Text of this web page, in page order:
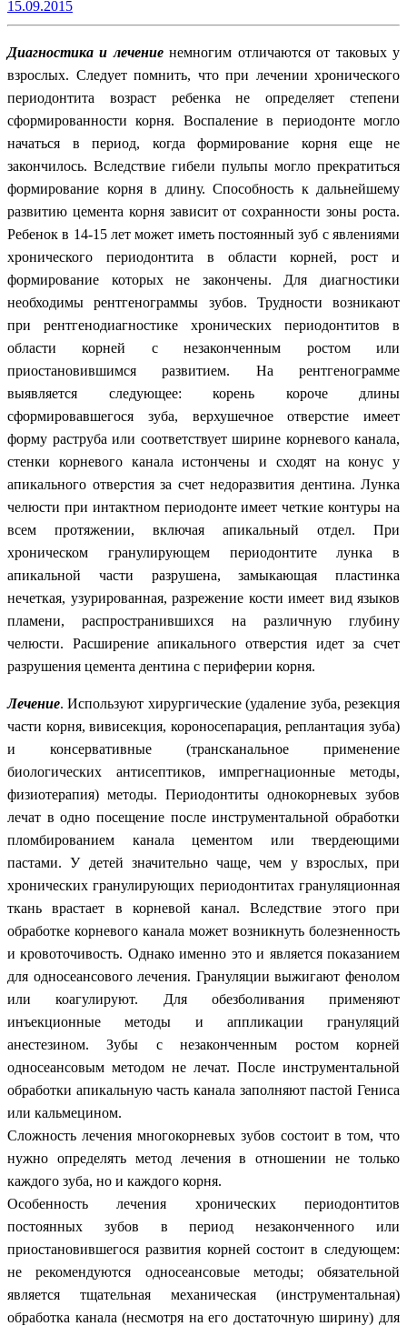
15.09.2015
Диагностика и лечениенемногим отличаются от таковых у
взрослых. Следует помнить, что при лечении хронического
периодонтита возраст ребенка не определяет степени
сформированности корня. Воспаление в периодонте могло
начаться в период, когда формирование корня еще не
закончилось. Вследствие гибели пульпы могло прекратиться
формирование корня в длину. Способность к дальнейшему
развитию цемента корня зависит от сохранности зоны роста.
Ребенок в 14-15 лет может иметь постоянный зуб с явлениями
хронического периодонтита в области корней, рост и
формирование которых не закончены. Для диагностики
необходимы рентгенограммы зубов. Трудности возникают
при рентгенодиагностике хронических периодонтитов в
области корней с незаконченным ростом или
приостановившимся развитием. На рентгенограмме
выявляется следующее: корень короче длины
сформировавшегося зуба, верхушечное отверстие имеет
форму раструба или соответствует ширине корневого канала,
стенки корневого канала истончены и сходят на конус у
апикального отверстия за счет недоразвития дентина. Лунка
челюсти при интактном периодонте имеет четкие контуры на
всем протяжении, включая апикальный отдел. При
хроническом гранулирующем периодонтите лунка в
апикальной части разрушена, замыкающая пластинка
нечеткая, узурированная, разрежение кости имеет вид языков
пламени, распространившихся на различную глубину
челюсти. Расширение апикального отверстия идет за счет
разрушения цемента дентина с периферии корня.
Лечение. Используют хирургические (удаление зуба, резекция
части корня, вивисекция, короносепарация, реплантация зуба)
и консервативные (трансканальное применение
биологических антисептиков, импрегнационные методы,
физиотерапия) методы. Периодонтиты однокорневых зубов
лечат в одно посещение после инструментальной обработки
пломбированием канала цементом или твердеющими
пастами. У детей значительно чаще, чем у взрослых, при
хронических гранулирующих периодонтитах грануляционная
ткань врастает в корневой канал. Вследствие этого при
обработке корневого канала может возникнуть болезненность
и кровоточивость. Однако именно это и является показанием
для односеансового лечения. Грануляции выжигают фенолом
или коагулируют. Для обезболивания применяют
инъекционные методы и аппликации грануляций
анестезином. Зубы с незаконченным ростом корней
односеансовым методом не лечат. После инструментальной
обработки апикальную часть канала заполняют пастой Гениса
или кальмецином.
Сложность лечения многокорневых зубов состоит в том, что
нужно определять метод лечения в отношении не только
каждого зуба, но и каждого корня.
Особенность лечения хронических периодонтитов
постоянных зубов в период незаконченного или
приостановившегося развития корней состоит в следующем:
не рекомендуются односеансовые методы; обязательной
является тщательная механическая (инструментальная)
обработка канала (несмотря на его достаточную ширину) для